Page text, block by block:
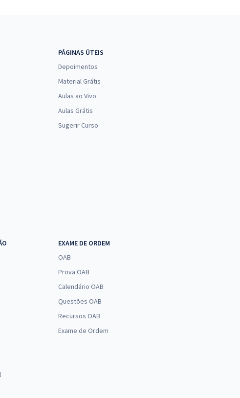
PÁGINAS ÚTEIS
Depoimentos
Material Grátis
Aulas ao Vivo
Aulas Grátis
Sugerir Curso
EXAME DE ORDEM
OAB
Prova OAB
Calendário OAB
Questões OAB
Recursos OAB
Exame de Ordem